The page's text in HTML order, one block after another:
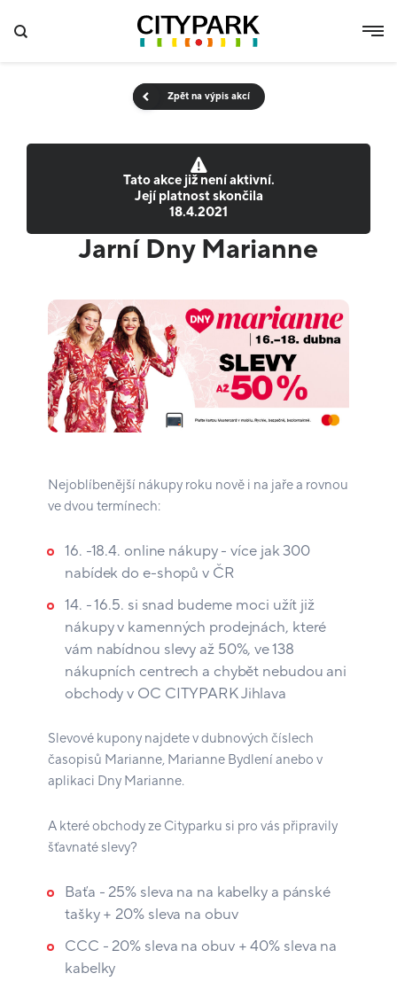
Zpět na výpis akcí
Tato akce již není aktivní.
Její platnost skončila
18.4.2021
Jarní Dny Marianne
Nejoblíbenější nákupy roku nově i na jaře a rovnou
ve dvou termínech:
16. -18.4. online nákupy - více jak 300
nabídek do e-shopů v ČR
14. - 16.5. si snad budeme moci užít již
nákupy v kamenných prodejnách, které
vám nabídnou slevy až 50%, ve 138
nákupních centrech a chybět nebudou ani
obchody v OC CITYPARK Jihlava
Slevové kupony najdete v dubnových číslech
časopisů Marianne, Marianne Bydlení anebo v
aplikaci Dny Marianne.
A které obchody ze Cityparku si pro vás připravily
šťavnaté slevy?
Baťa - 25% sleva na na kabelky a pánské
tašky + 20% sleva na obuv
CCC - 20% sleva na obuv + 40% sleva na
kabelky